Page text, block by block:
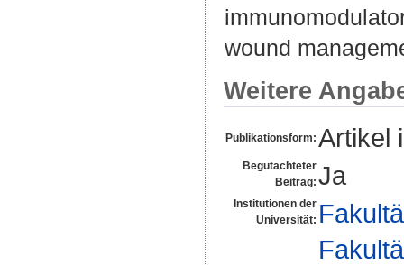
wound
Weitere
Publikationsform: Artikel
Begutachteter
Beitrag: Ja
Institutionen der
Universität: